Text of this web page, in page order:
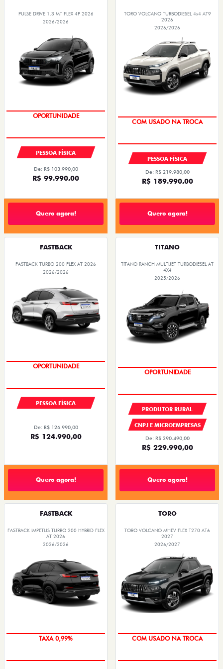
PULSE DRIVE 1.3 MT FLEX 4P 2026
2026/2026
OPORTUNIDADE
PESSOA FÍSICA
De: R$ 103.990,00
R$ 99.990,00
Quero agora!
TORO VOLCANO TURBODIESEL 4x4 AT9
2026
2026/2026
COM USADO NA TROCA
PESSOA FÍSICA
De: R$ 219.980,00
R$ 189.990,00
Quero agora!
FASTBACK
FASTBACK TURBO 200 FLEX AT 2026
2026/2026
OPORTUNIDADE
PESSOA FÍSICA
De: R$ 126.990,00
R$ 124.990,00
Quero agora!
TITANO
TITANO RANCH MULTIJET TURBODIESEL AT
4X4
2025/2026
OPORTUNIDADE
PRODUTOR RURAL
CNPJ E MICROEMPRESAS
De: R$ 290.490,00
R$ 229.990,00
Quero agora!
FASTBACK
FASTBACK IMPETUS TURBO 200 HYBRID FLEX
AT 2026
2026/2026
TAXA 0,99%
TORO
TORO VOLCANO MHEV FLEX T270 AT6
2027
2026/2027
COM USADO NA TROCA